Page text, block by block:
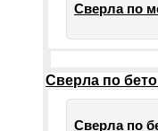
Сверла по
Сверла по
Сверла по